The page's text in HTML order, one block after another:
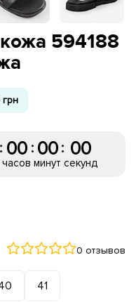
594188
: 00
часов
: 00
минут
: 00
секунд
0 отзывов
41